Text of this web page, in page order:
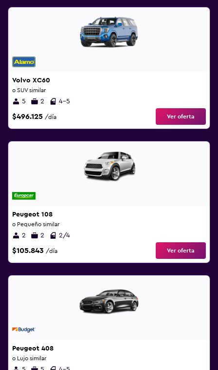
Volvo XC60
o SUV similar
5 2 4-5
$496.125 /día Ver oferta
Peugeot 108
o Pequeño similar
2 2 2/4
$105.843 /día Ver oferta
Peugeot 408
o Lujo similar